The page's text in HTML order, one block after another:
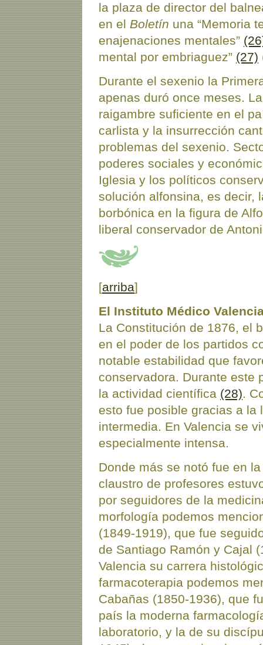
la plaza de director del
en el Boletín una “Memoria
enajenaciones mentales”
mental por embriaguez” (27)
Durante el sexenio la
apenas duró once meses.
raigambre suficiente en el
carlista y la insurrección
problemas del sexenio.
poderes sociales y
Iglesia y los políticos
solución alfonsina, es decir,
borbónica en la figura de
liberal conservador de
[arriba]
El Instituto Médico
La Constitución de 1876, el
en el poder de los partidos
notable estabilidad que
conservadora. Durante este
la actividad científica (28).
esto fue posible gracias a la
intermedia. En Valencia se
especialmente intensa.
Donde más se notó fue en
claustro de profesores
por seguidores de la
morfología podemos
(1849-1919), que fue
de Santiago Ramón y Cajal
Valencia su carrera
farmacoterapia podemos
Cabañas (1850-1936), que
país la moderna
laboratorio, y la de su